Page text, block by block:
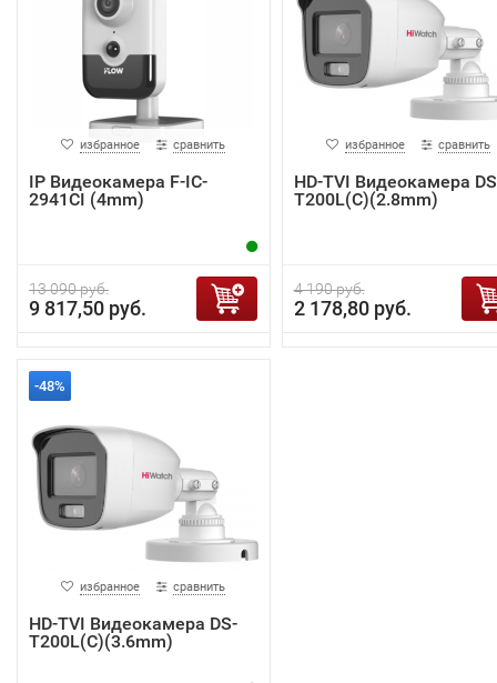
избранное сравнить
IP Видеокамера F-IC-
2941CI (4mm)
13 090 руб.
9 817,50 руб.
избранное сравнить
HD-TVI Видеокамера
T200L(C)(2.8mm)
4 190 руб.
2 178,80 руб.
-48%
избранное сравнить
HD-TVI Видеокамера DS-
T200L(C)(3.6mm)